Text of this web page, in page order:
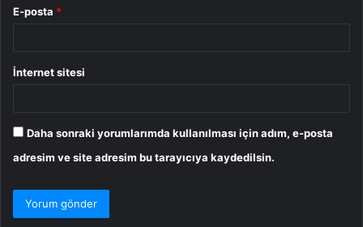
E-posta *
İnternet sitesi
Daha sonraki yorumlarımda kullanılması için adım, e-posta
adresim ve site adresim bu tarayıcıya kaydedilsin.